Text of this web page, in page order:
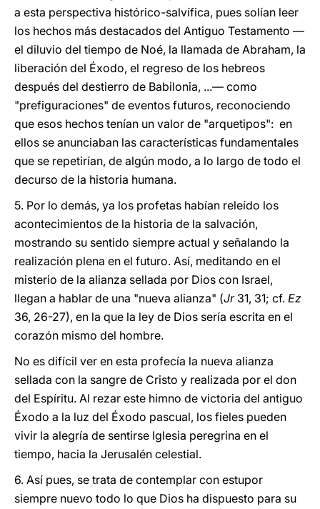
a esta perspectiva histórico-salvífica, pues solían leer
los hechos más destacados del Antiguo Testamento —
el diluvio del tiempo de Noé, la llamada de Abraham, la
liberación del Éxodo, el regreso de los hebreos
después del destierro de Babilonia, ...— como
"prefiguraciones" de eventos futuros, reconociendo
que esos hechos tenían un valor de "arquetipos": en
ellos se anunciaban las características fundamentales
que se repetirían, de algún modo, a lo largo de todo el
decurso de la historia humana.
5. Por lo demás, ya los profetas habían releído los
acontecimientos de la historia de la salvación,
mostrando su sentido siempre actual y señalando la
realización plena en el futuro. Así, meditando en el
misterio de la alianza sellada por Dios con Israel,
llegan a hablar de una "nueva alianza" (Jr31, 31; cf. Ez
36, 26-27), en la que la ley de Dios sería escrita en el
corazón mismo del hombre.
No es difícil ver en esta profecía la nueva alianza
sellada con la sangre de Cristo y realizada por el don
del Espíritu. Al rezar este himno de victoria del antiguo
Éxodo a la luz del Éxodo pascual, los fieles pueden
vivir la alegría de sentirse Iglesia peregrina en el
tiempo, hacia la Jerusalén celestial.
6. Así pues, se trata de contemplar con estupor
siempre nuevo todo lo que Dios ha dispuesto para su